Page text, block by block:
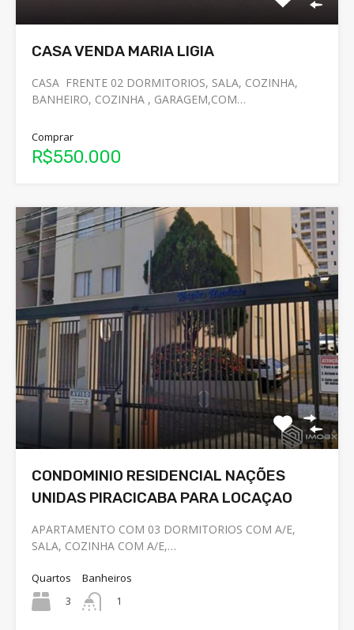
CASA VENDA MARIA LIGIA
CASA FRENTE 02 DORMITORIOS, SALA, COZINHA,
BANHEIRO, COZINHA , GARAGEM,COM…
Comprar
R$550.000
CONDOMINIO RESIDENCIAL NAÇÕES
UNIDAS PIRACICABA PARA LOCAÇAO
APARTAMENTO COM 03 DORMITORIOS COM A/E,
SALA, COZINHA COM A/E,…
Quartos
3
Banheiros
1